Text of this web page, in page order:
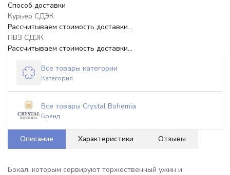
Способ доставки
Курьер СДЭК
Рассчитываем стоимость доставки...
ПВЗ СДЭК
Рассчитываем стоимость доставки...
Все товары категории
Категория
Все товары Crystal Bohemia
Бренд
Описание Характеристики Отзывы
Бокал, которым сервируют торжественный ужин и